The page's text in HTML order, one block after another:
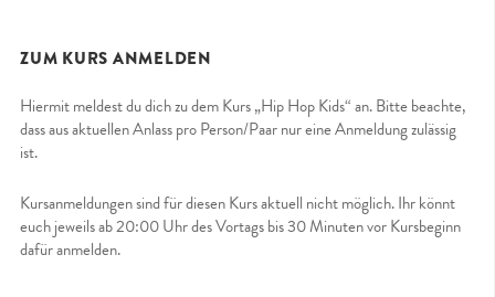
ZUM KURS ANMELDEN
Hiermit meldest du dich zu dem Kurs „Hip Hop Kids“ an. Bitte beachte,
dass aus aktuellen Anlass pro Person/Paar nur eine Anmeldung zulässig
ist.
Kursanmeldungen sind für diesen Kurs aktuell nicht möglich. Ihr könnt
euch jeweils ab 20:00 Uhr des Vortags bis 30 Minuten vor Kursbeginn
dafür anmelden.